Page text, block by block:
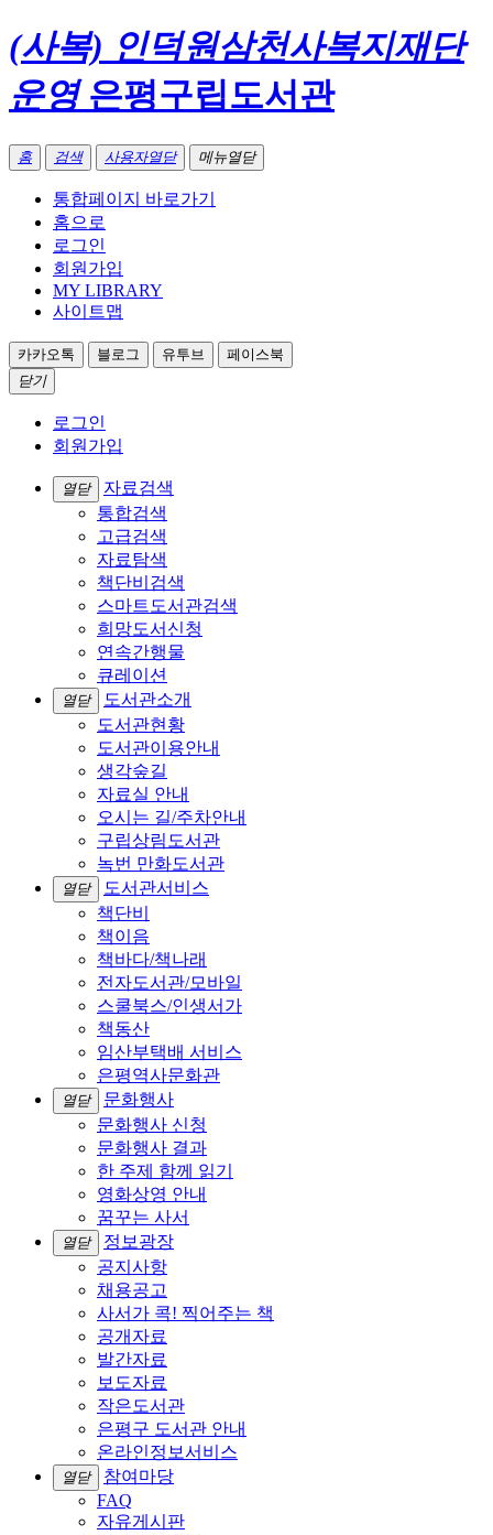
(사복) 인덕원삼천사복지재단
운영은평구립도서관
홈 검색 사용자열닫 메뉴열닫
통합페이지 바로가기
홈으로
로그인
회원가입
MY LIBRARY
사이트맵
카카오톡 블로그 유투브
페이스북
닫기
로그인
회원가입
열닫
자료검색
통합검색
고급검색
자료탐색
책단비검색
스마트도서관검색
희망도서신청
연속간행물
큐레이션
열닫
도서관소개
도서관현황
도서관이용안내
생각숲길
자료실 안내
오시는 길/주차안내
구립상림도서관
녹번 만화도서관
열닫
도서관서비스
책단비
책이음
책바다/책나래
전자도서관/모바일
스쿨북스/인생서가
책동산
임산부택배 서비스
은평역사문화관
열닫
문화행사
문화행사 신청
문화행사 결과
한 주제 함께 읽기
영화상영 안내
꿈꾸는 사서
열닫
정보광장
공지사항
채용공고
사서가 콕! 찍어주는 책
공개자료
발간자료
보도자료
작은도서관
은평구 도서관 안내
온라인정보서비스
열닫
참여마당
FAQ
자유게시판